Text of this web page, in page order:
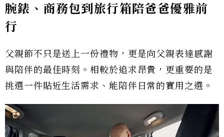
腕錶、商務包到旅行箱陪爸爸優雅前
行
父親節不只是送上一份禮物，更是向父親表達感謝
與陪伴的最佳時刻。相較於追求昂貴，更重要的是
挑選一件貼近生活需求、能陪伴日常的實用之選。